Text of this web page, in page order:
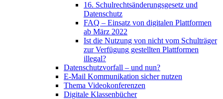
16. Schulrechtsänderungsgesetz und
Datenschutz
FAQ – Einsatz von digitalen Plattformen
ab März 2022
Ist die Nutzung von nicht vom Schulträger
zur Verfügung gestellten Plattformen
illegal?
Datenschutzvorfall – und nun?
E-Mail Kommunikation sicher nutzen
Thema Videokonferenzen
Digitale Klassenbücher